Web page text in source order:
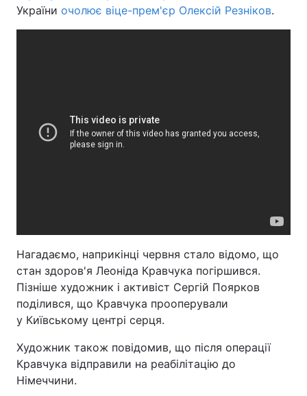
України очолює віце-прем'єр Олексій Резніков.
Нагадаємо, наприкінці червня стало відомо, що
стан здоров'я Леоніда Кравчука погіршився.
Пізніше художник і активіст Сергій Поярков
поділився, що Кравчука прооперували
у Київському центрі серця.
Художник також повідомив, що після операції
Кравчука відправили на реабілітацію до
Німеччини.